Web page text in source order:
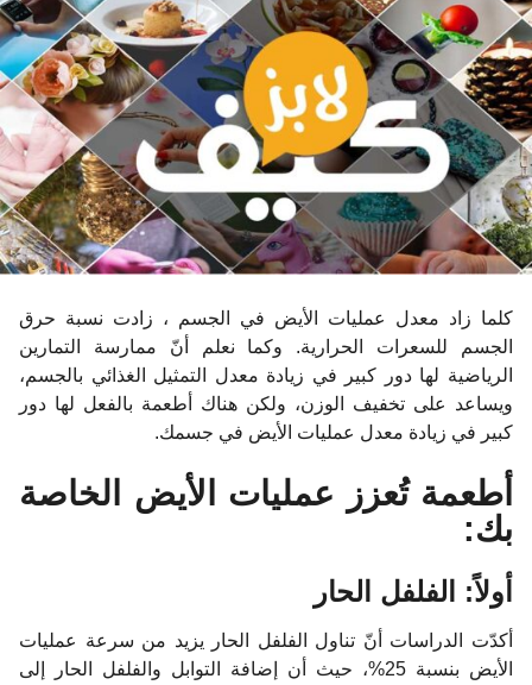
ت
م
ن
ذ
كلما زاد معدل عمليات الأيض في الجسم ، زادت نسبة حرق
الجسم للسعرات الحرارية. وكما نعلم أنّ ممارسة التمارين
الرياضية لها دور كبير في زيادة معدل التمثيل الغذائي بالجسم،
ويساعد على تخفيف الوزن، ولكن هناك أطعمة بالفعل لها دور
كبير في زيادة معدل عمليات الأيض في جسمك.
أطعمة تُعزز عمليات الأيض الخاصة
بك:
أولاً: الفلفل الحار
أكدّت الدراسات أنّ تناول الفلفل الحار يزيد من سرعة عمليات
الأيض بنسبة 25%، حيث أن إضافة التوابل والفلفل الحار إلى